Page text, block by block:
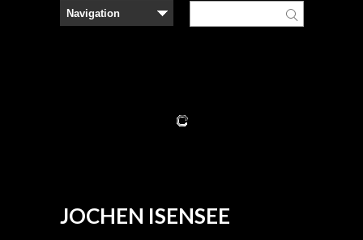
JOCHEN ISENSEE